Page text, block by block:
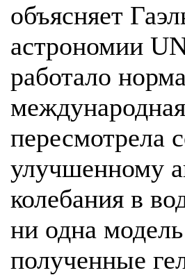
объясняет
астрономии
работало
пересмотрела
улучшенному
колебания в
ни одна
полученные